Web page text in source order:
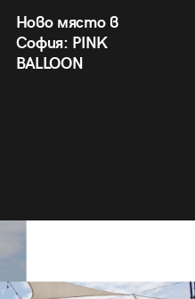
Ново място в
София: PINK
BALLOON